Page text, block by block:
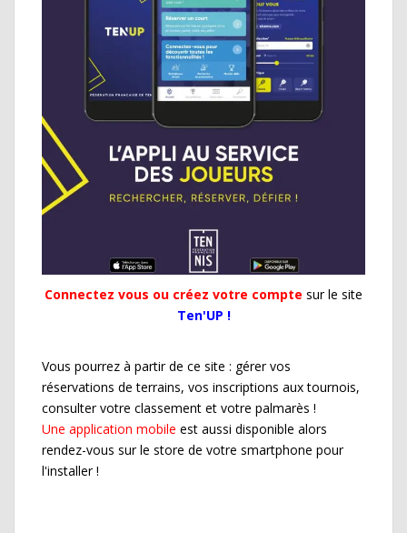
Connectez vous ou créez votre compte sur le site
Ten'UP !
Vous pourrez à partir de ce site : gérer vos
réservations de terrains, vos inscriptions aux tournois,
consulter votre classement et votre palmarès !
Une application mobile est aussi disponible alors
rendez-vous sur le store de votre smartphone pour
l'installer !